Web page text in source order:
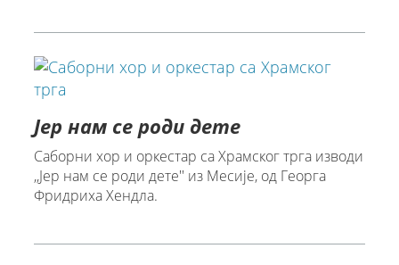
Јер нам се роди дете
Саборни хор и оркестар са Храмског трга изводи
,,Јер нам се роди дете'' из Месије, од Георга
Фридриха Хендла.